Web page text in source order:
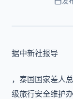
据中新社报导
，泰国国家差人
级旅行安全维护